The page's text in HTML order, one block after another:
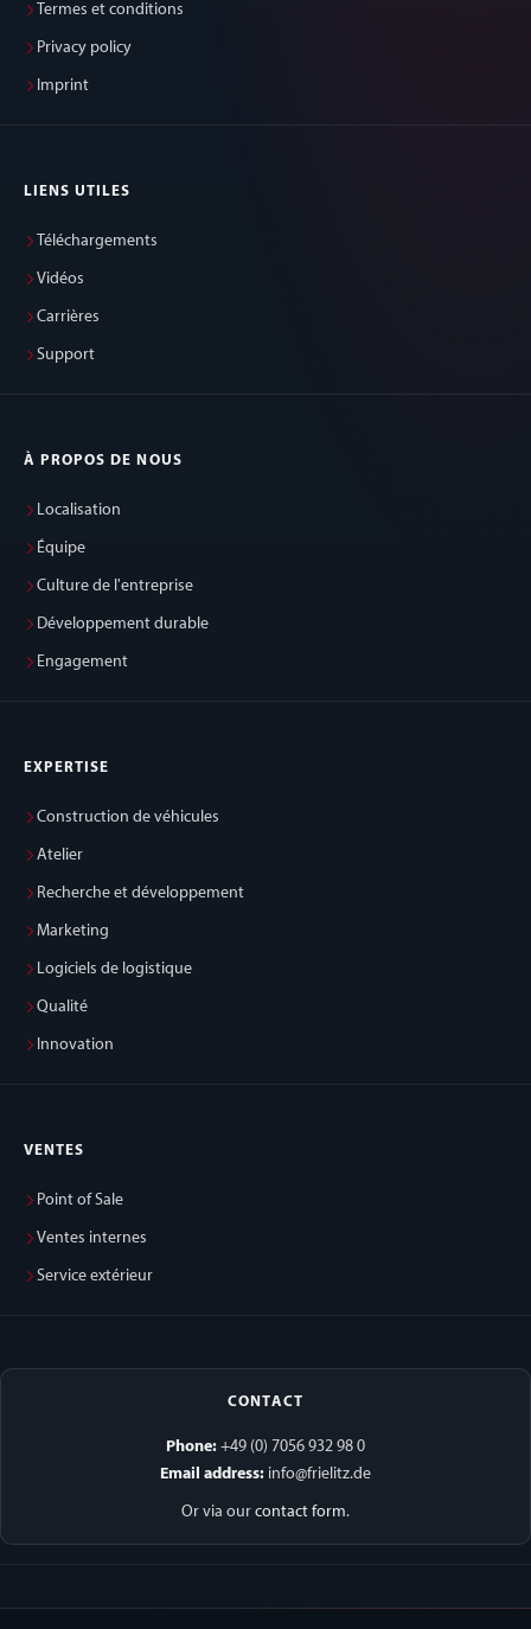
Termes et conditions
Privacy policy
Imprint
LIENS UTILES
Téléchargements
Vidéos
Carrières
Support
À PROPOS DE NOUS
Localisation
Équipe
Culture de l'entreprise
Développement durable
Engagement
EXPERTISE
Construction de véhicules
Atelier
Recherche et développement
Marketing
Logiciels de logistique
Qualité
Innovation
VENTES
Point of Sale
Ventes internes
Service extérieur
CONTACT
Phone: +49 (0) 7056 932 98 0
Email address: info@frielitz.de
Or via our contact form.